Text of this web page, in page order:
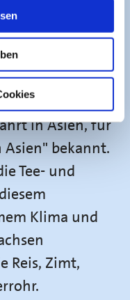
Millionen
als Ceylon,
Namen Sri
einer
in Asien, für
Asien" bekannt.
Tee- und
Klima und
Reis, Zimt,